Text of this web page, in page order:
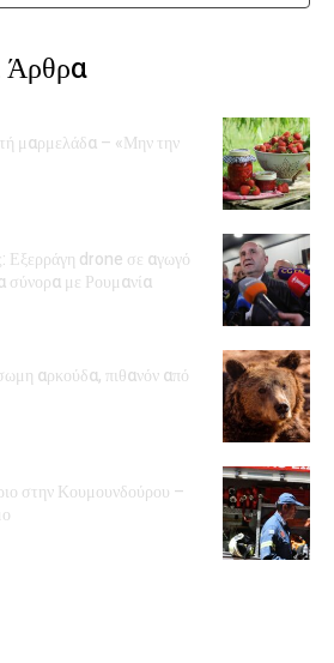
Άρθρα
μαρμελάδα – «Μην την
Εξερράγη drone σε αγωγό
σύνορα με Ρουμανία
αρκούδα, πιθανόν από
στην Κουμουνδούρου –